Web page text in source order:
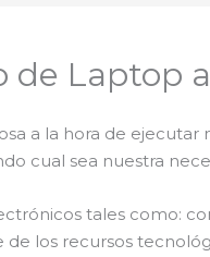
Laptop
a la hora de
cual sea nuestra
tales como:
los recursos